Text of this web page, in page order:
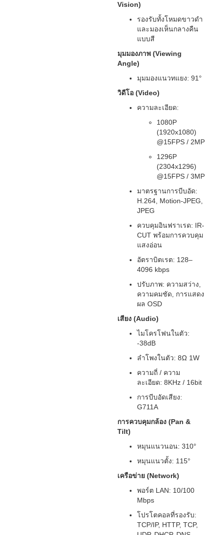
Vision)
รองรับทั้งโหมดขาวดำ
และมองเห็นกลางคืน
แบบสี
มุมมองภาพ (Viewing
Angle)
มุมมองแนวทแยง: 91°
วิดีโอ (Video)
ความละเอียด:
1080P
(1920x1080)
@15FPS / 2MP
1296P
(2304x1296)
@15FPS / 3MP
มาตรฐานการบีบอัด:
H.264, Motion-JPEG,
JPEG
ควบคุมอินฟราเรด: IR-
CUT พร้อมการควบคุม
แสงอ่อน
อัตราบิตเรต: 128–
4096 kbps
ปรับภาพ: ความสว่าง,
ความคมชัด, การแสดง
ผล OSD
เสียง (Audio)
ไมโครโฟนในตัว:
-38dB
ลำโพงในตัว: 8Ω 1W
ความถี่ / ความ
ละเอียด: 8KHz / 16bit
การบีบอัดเสียง:
G711A
การควบคุมกล้อง (Pan &
Tilt)
หมุนแนวนอน: 310°
หมุนแนวตั้ง: 115°
เครือข่าย (Network)
พอร์ต LAN: 10/100
Mbps
โปรโตคอลที่รองรับ:
TCP/IP, HTTP, TCP,